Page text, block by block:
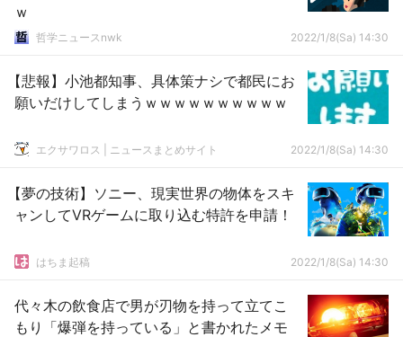
ｗ
哲学ニュースnwk 2022/1/8(Sa) 14:30
【悲報】小池都知事、具体策ナシで都民にお
願いだけしてしまうｗｗｗｗｗｗｗｗｗｗ
エクサワロス | ニュースまとめサイト 2022/1/8(Sa) 14:30
【夢の技術】ソニー、現実世界の物体をスキ
ャンしてVRゲームに取り込む特許を申請！
はちま起稿 2022/1/8(Sa) 14:30
代々木の飲食店で男が刃物を持って立てこ
もり「爆弾を持っている」と書かれたメモ